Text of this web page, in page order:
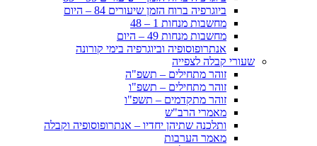
ביוגרפיה ברוח הזמן שיעורים 84 – היום
מחשבות מנחות 1 – 48
מחשבות מנחות 49 – היום
אנתרופוסופיה וביוגרפיה בימי קורונה
שעורי קבלה לצפייה
זוהר מתחילים – תשפ"ה
זוהר מתחילים – תשפ"ו
זוהר מתקדמים – תשפ"ו
מאמרי הרב"ש
ותלכנה שתיהן יחדיו – אנתרופוסופיה וקבלה
מאמר הערבות